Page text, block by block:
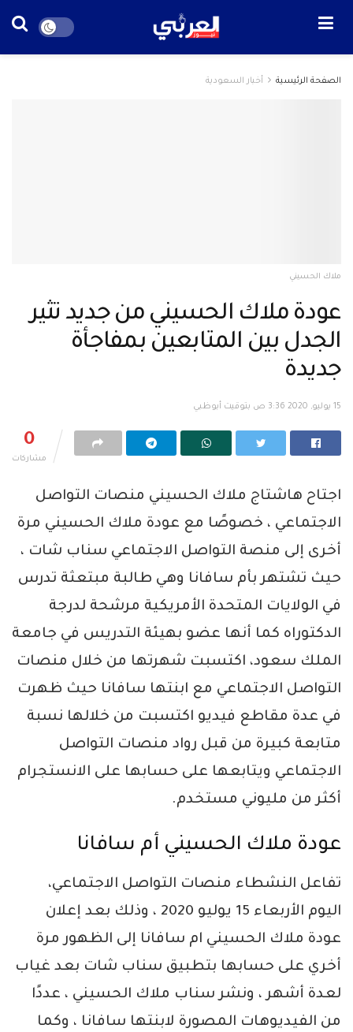
الصفحة الرئيسية أخبار السعودية
ملاك الحسيني
عودة ملاك الحسيني من جديد تثير
الجدل بين المتابعين بمفاجأة
جديدة
15 يوليو, 2020 3:36 ص بتوقيت أبوظبي
0
مشاركات
اجتاح هاشتاج ملاك الحسيني منصات التواصل
الاجتماعي ، خصوصًا مع عودة ملاك الحسيني مرة
أخرى إلى منصة التواصل الاجتماعي سناب شات ،
حيث تشتهر بأم سافانا وهي طالبة مبتعثة تدرس
في الولايات المتحدة الأمريكية مرشحة لدرجة
الدكتوراه كما أنها عضو بهيئة التدريس في جامعة
الملك سعود، اكتسبت شهرتها من خلال منصات
التواصل الاجتماعي مع ابنتها سافانا حيث ظهرت
في عدة مقاطع فيديو اكتسبت من خلالها نسبة
متابعة كبيرة من قبل رواد منصات التواصل
الاجتماعي ويتابعها على حسابها على الانستجرام
أكثر من مليوني مستخدم.
عودة ملاك الحسيني أم سافانا
تفاعل النشطاء منصات التواصل الاجتماعي،
اليوم الأربعاء 15 يوليو 2020 ، وذلك بعد إعلان
عودة ملاك الحسيني ام سافانا إلى الظهور مرة
أخري على حسابها بتطبيق سناب شات بعد غياب
لعدة أشهر ، ونشر سناب ملاك الحسيني ، عددًا
من الفيديوهات المصورة لابنتها سافانا ، وكما